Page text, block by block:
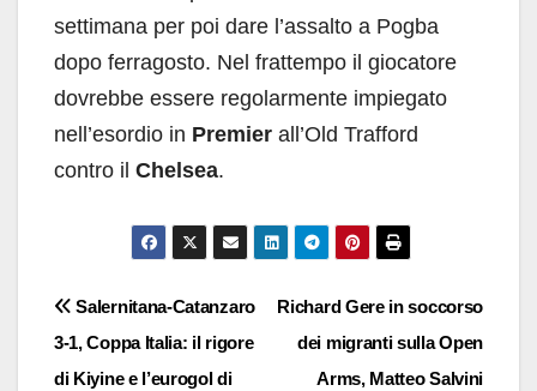
settimana per poi dare l’assalto a Pogba
dopo ferragosto. Nel frattempo il giocatore
dovrebbe essere regolarmente impiegato
nell’esordio in Premier all’Old Trafford
contro il Chelsea.
Navigazione
articoli
Richard Gere in soccorso
dei migranti sulla Open
Arms, Matteo Salvini
Salernitana-Catanzaro
3-1, Coppa Italia: il rigore
di Kiyine e l’eurogol di